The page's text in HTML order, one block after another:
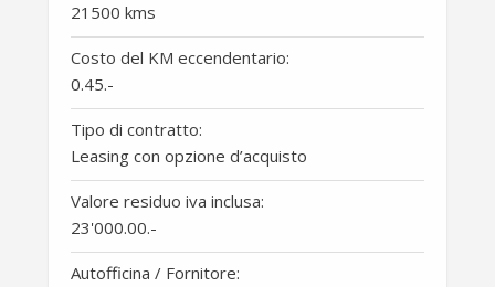
21500 kms
Costo del KM eccendentario:
0.45.-
Tipo di contratto:
Leasing con opzione d’acquisto
Valore residuo iva inclusa:
23'000.00.-
Autofficina / Fornitore: